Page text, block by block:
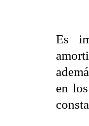
Es
en